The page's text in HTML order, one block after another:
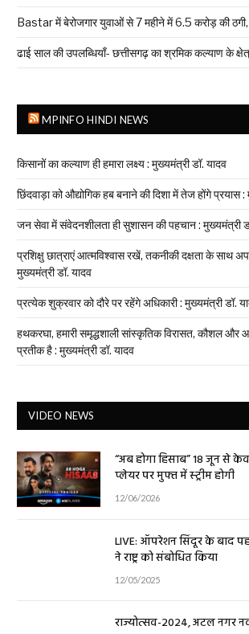
Bastar में बेरोजगार युवाओं से 7 महीने में ₹6.5 करोड़ की
ढाई साल की उपलब्धियाँ- छत्तीसगढ़ का श्रमिक कल्याण के
MPINFO HINDI NEWS
किसानों का कल्याण ही हमारा लक्ष्य : मुख्यमंत्री डॉ. यादव
छिंदवाड़ा को औद्योगिक हब बनाने की दिशा में तेज होंगे प्रयास
जन सेवा में संवेदनशीलता ही सुशासन की पहचान : मुख्यमंत्री
प्रशिक्षु छात्राएं आत्मविश्वास रखें, तकनीकी दक्षता के साथ
मुख्यमंत्री डॉ. यादव
प्रत्येक शुक्रवार को दौरे पर रहेंगे अधिकारी : मुख्यमंत्री डॉ.
हथकरघा, हमारी समृद्धशाली सांस्कृतिक विरासत, कौशल और
प्रतीक है : मुख्यमंत्री डॉ. यादव
VIDEO NEWS
“अब होगा हिसाब” 18 जून से
प्लेयर पर मुफ्त में स्ट्रीम होगी
12/06/2026
LIVE: ऑपरेशन सिंदूर के बाद
ने राष्ट्र को संबोधित किया
12/05/2025
राज्योत्सव-2024, अटल नगर